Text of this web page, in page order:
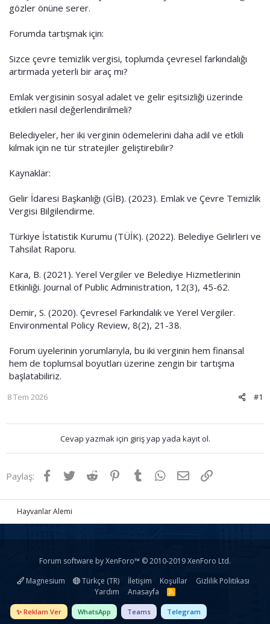
gözler önüne serer.
Forumda tartışmak için:
Sizce çevre temizlik vergisi, toplumda çevresel farkındalığı
artırmada yeterli bir araç mı?
Emlak vergisinin sosyal adalet ve gelir eşitsizliği üzerinde
etkileri nasıl değerlendirilmeli?
Belediyeler, her iki verginin ödemelerini daha adil ve etkili
kılmak için ne tür stratejiler geliştirebilir?
Kaynaklar:
Gelir İdaresi Başkanlığı (GİB). (2023). Emlak ve Çevre Temizlik
Vergisi Bilgilendirme.
Türkiye İstatistik Kurumu (TÜİK). (2022). Belediye Gelirleri ve
Tahsilat Raporu.
Kara, B. (2021). Yerel Vergiler ve Belediye Hizmetlerinin
Etkinliği. Journal of Public Administration, 12(3), 45-62.
Demir, S. (2020). Çevresel Farkındalık ve Yerel Vergiler.
Environmental Policy Review, 8(2), 21-38.
Forum üyelerinin yorumlarıyla, bu iki verginin hem finansal
hem de toplumsal boyutları üzerine zengin bir tartışma
başlatabiliriz.
#1
8 Tem 2026
Cevap yazmak için giriş yap yada kayıt ol.
Paylaş: Facebook
TwitterReddit Pinterest
Tumblr WhatsApp
E-postaLink
Hayvanlar Alemi
Forum software by XenForo™ © 2010-2019 XenForo Ltd.
Magnesium
Türkçe (TR) İletişim Koşullar
Gizlilik Politikası
Yardım
Anasayfa
R
S
S
✨ Reklam Ver WhatsApp Teams Telegram